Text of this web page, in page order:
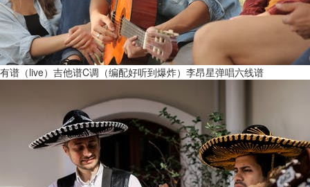
有谱（live）吉他谱C调（编配好听到爆炸）李昂星弹唱六线谱